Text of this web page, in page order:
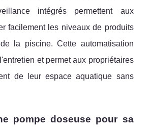
intégrés permettent aux
facilement les niveaux de produits
la piscine. Cette automatisation
et permet aux propriétaires
de leur espace aquatique sans
pompe doseuse pour sa